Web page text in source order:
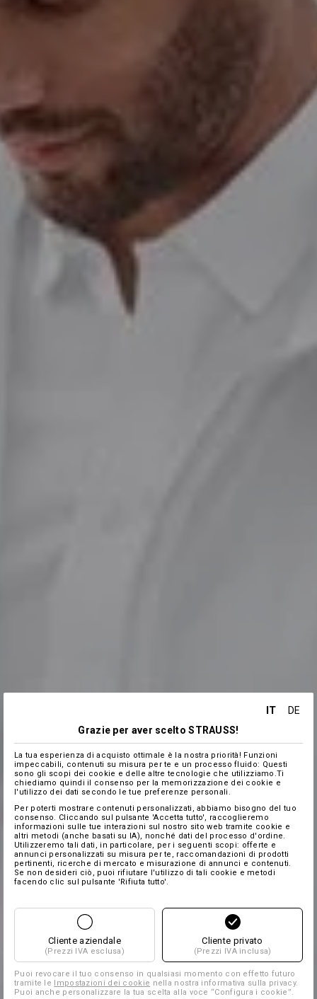
IT
DE
Grazie per aver scelto STRAUSS!
La tua esperienza di acquisto ottimale è la nostra priorità! Funzioni
impeccabili, contenuti su misura per te e un processo fluido: Questi
sono gli scopi dei cookie e delle altre tecnologie che utilizziamo.Ti
chiediamo quindi il consenso per la memorizzazione dei cookie e
l'utilizzo dei dati secondo le tue preferenze personali.
Per poterti mostrare contenuti personalizzati, abbiamo bisogno del tuo
consenso. Cliccando sul pulsante 'Accetta tutto', raccoglieremo
informazioni sulle tue interazioni sul nostro sito web tramite cookie e
altri metodi (anche basati su IA), nonché dati del processo d'ordine.
Utilizzeremo tali dati, in particolare, per i seguenti scopi: offerte e
annunci personalizzati su misura per te, raccomandazioni di prodotti
pertinenti, ricerche di mercato e misurazione di annunci e contenuti.
Se non desideri ciò, puoi rifiutare l'utilizzo di tali cookie e metodi
facendo clic sul pulsante 'Rifiuta tutto'.
Cliente aziendale
(Prezzi IVA esclusa)
Cliente privato
(Prezzi IVA inclusa)
Puoi revocare il tuo consenso in qualsiasi momento con effetto futuro
tramite le Impostazioni dei cookie nella nostra informativa sulla privacy.
Puoi anche personalizzare la tua scelta alla voce “Configura i cookie”.